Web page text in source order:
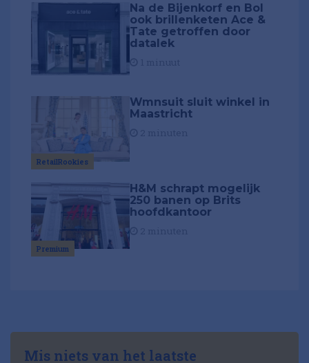
Na de Bijenkorf en Bol
ook brillenketen Ace &
Tate getroffen door
datalek
RetailRookies
Wmnsuit sluit winkel in
Maastricht
Premium
H&M schrapt mogelijk
250 banen op Brits
hoofdkantoor
Mis niets van het laatste